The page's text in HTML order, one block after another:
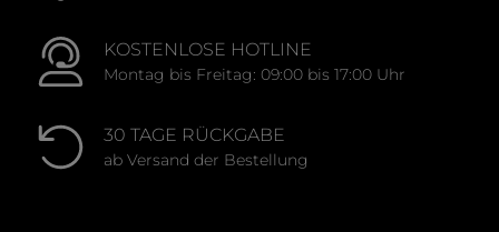
KOSTENLOSE HOTLINE
Montag bis Freitag: 09:00 bis 17:00 Uhr
30 TAGE RÜCKGABE
ab Versand der Bestellung